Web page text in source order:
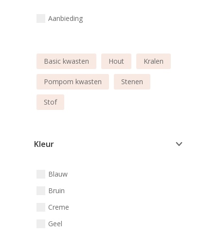
Aanbieding
Basic kwasten Hout Kralen
Pompom kwasten Stenen
Stof
Kleur
Blauw
Bruin
Creme
Geel